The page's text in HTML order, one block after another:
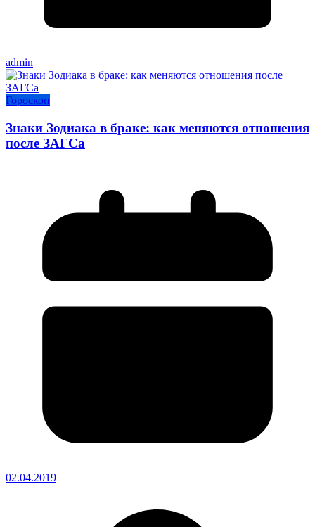
admin
Гороскоп
Знаки Зодиака в браке: как меняются отношения
после ЗАГСа
02.04.2019